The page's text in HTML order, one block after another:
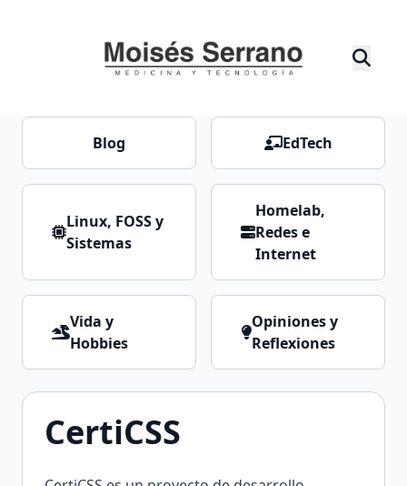
Blog EdTech
Linux, FOSS y
Sistemas
Homelab,
Redes e
Internet
Vida y
Hobbies
Opiniones y
Reflexiones
CertiCSS